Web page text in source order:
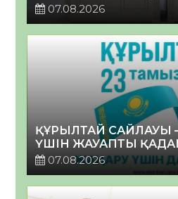
07.08.2026
ҚҰРЫЛТАЙ САЙЛАУЫ
ҮШІН ЖАУАПТЫ
07.08.2026